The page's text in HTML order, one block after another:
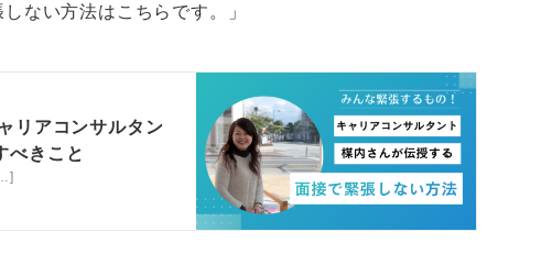
ない方法はこちらです。」
リアコンサルタン
べきこと